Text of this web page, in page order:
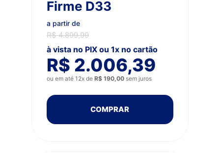
Firme D33
a partir de
R$ 4.899,99
à vista no PIX ou 1x no cartão
R$ 2.006,39
ou em até 12x de R$ 190,00sem juros
COMPRAR